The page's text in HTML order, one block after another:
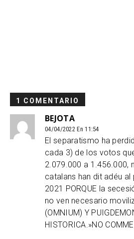
1 COMENTARIO
BEJOTA
04/04/2022 En 11:54
El separatismo ha
cada 3) de los votos
2.079.000 a 1.456.000,
catalans han dit adéu al
2021 PORQUE la
no ven necesario
(OMNIUM) Y
HISTORICA.»NO